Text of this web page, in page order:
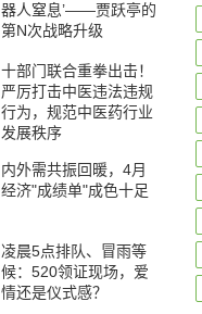
器人窒息’——贾跃亭的
第N次战略升级
十部门联合重拳出击！
严厉打击中医违法违规
行为，规范中医药行业
发展秩序
内外需共振回暖，4月
经济"成绩单"成色十足
凌晨5点排队、冒雨等
候：520领证现场，爱
情还是仪式感？